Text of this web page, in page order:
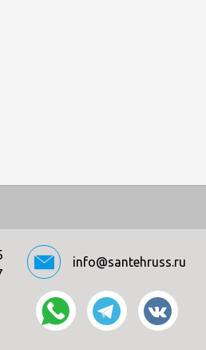
info@santehruss.ru